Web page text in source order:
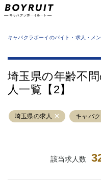
サ
キャバクラボーイのバイト・求人・メ
埼玉県の年齢不
人一覧【2】
埼玉県の求人 キャバ
該当求人数
六本木
新橋
渋谷